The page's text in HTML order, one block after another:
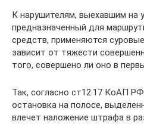
К нарушителям, выехавшим на
предназначенный для
средств, применяются
зависит от тяжести
того, совершено ли оно в
Так, согласно ст12.17 КоАП
остановка на полосе,
влечет наложение штрафа в